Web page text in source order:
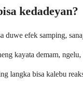
kedadeyan?
duwe efek samping,
kayata demam,
langka bisa kalebu